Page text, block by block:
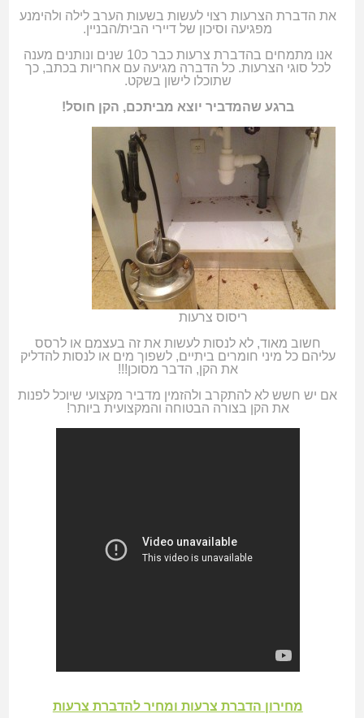
את הדברת הצרעות רצוי לעשות בשעות הערב לילה ולהימנע
מפגיעה וסיכון של דיירי הבית/הבניין.
אנו מתמחים בהדברת צרעות כבר כ10 שנים ונותנים מענה
לכל סוגי הצרעות. כל הדברה מגיעה עם אחריות בכתב, כך
שתוכלו לישון בשקט.
ברגע שהמדביר יוצא מביתכם, הקן חוסל!
ריסוס צרעות
חשוב מאוד, לא לנסות לעשות את זה בעצמם או לרסס
עליהם כל מיני חומרים ביתיים, לשפוך מים או לנסות להדליק
את הקן, הדבר מסוכן!!!
אם יש חשש לא להתקרב ולהזמין מדביר מקצועי שיוכל לפנות
את הקן בצורה הבטוחה והמקצועית ביותר!
מחירון הדברת צרעות ומחיר להדברת צרעות